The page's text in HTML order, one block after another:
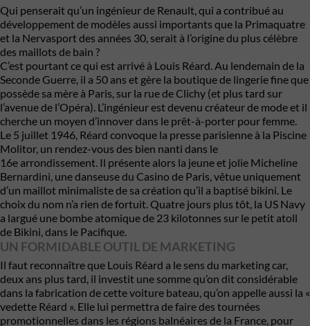
Qui penserait qu’un ingénieur de Renault, qui a contribué au
développement de modèles aussi importants que la Primaquatre
et la Nervasport des années 30, serait à l’origine du plus célèbre
des maillots de bain ?
C’est pourtant ce qui est arrivé à Louis Réard. Au lendemain de la
Seconde Guerre, il a 50 ans et gère la boutique de lingerie fine que
possède sa mère à Paris, sur la rue de Clichy (et plus tard sur
l’avenue de l’Opéra). L’ingénieur est devenu créateur de mode et il
cherche un moyen d’innover dans le prêt-à-porter pour femme.
Le 5 juillet 1946, Réard convoque la presse parisienne à la Piscine
Molitor, un rendez-vous des bien nanti dans le
16e arrondissement. Il présente alors la jeune et jolie Micheline
Bernardini, une danseuse du Casino de Paris, vêtue uniquement
d’un maillot minimaliste de sa création qu’il a baptisé bikini. Le
choix du nom n’a rien de fortuit. Quatre jours plus tôt, la US Navy
a largué une bombe atomique de 23 kilotonnes sur le petit atoll
de Bikini, dans le Pacifique.
UN FORMIDABLE OUTIL DE MARKETING
Il faut reconnaître que Louis Réard a le sens du marketing car,
deux ans plus tard, il investit une somme qu’on dit considérable
dans la fabrication de cette voiture bateau, qu’on appelle aussi la «
vedette Réard ». Elle lui permettra de faire des tournées
promotionnelles dans les régions balnéaires de la France, pour